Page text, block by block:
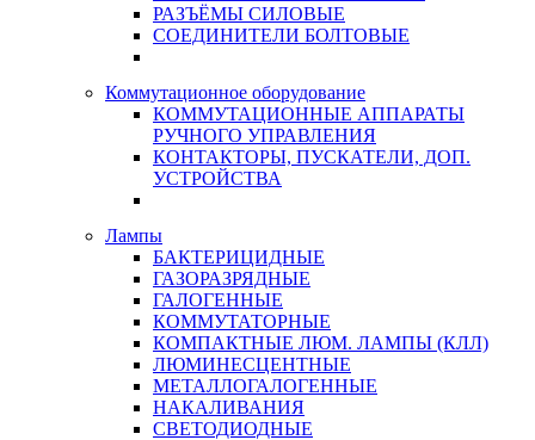
РАЗЪЁМЫ СИЛОВЫЕ
СОЕДИНИТЕЛИ БОЛТОВЫЕ
Коммутационное оборудование
КОММУТАЦИОННЫЕ АППАРАТЫ
РУЧНОГО УПРАВЛЕНИЯ
КОНТАКТОРЫ, ПУСКАТЕЛИ, ДОП.
УСТРОЙСТВА
Лампы
БАКТЕРИЦИДНЫЕ
ГАЗОРАЗРЯДНЫЕ
ГАЛОГЕННЫЕ
КОММУТАТОРНЫЕ
КОМПАКТНЫЕ ЛЮМ. ЛАМПЫ (КЛЛ)
ЛЮМИНЕСЦЕНТНЫЕ
МЕТАЛЛОГАЛОГЕННЫЕ
НАКАЛИВАНИЯ
СВЕТОДИОДНЫЕ